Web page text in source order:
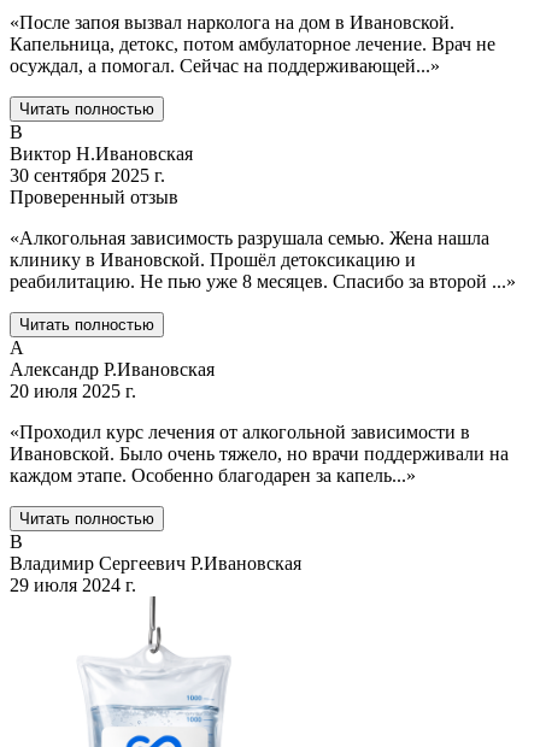
«После запоя вызвал нарколога на дом в Ивановской.
Капельница, детокс, потом амбулаторное лечение. Врач не
осуждал, а помогал. Сейчас на поддерживающей...»
Читать полностью
В
Виктор Н.Ивановская
30 сентября 2025 г.
Проверенный отзыв
«Алкогольная зависимость разрушала семью. Жена нашла
клинику в Ивановской. Прошёл детоксикацию и
реабилитацию. Не пью уже 8 месяцев. Спасибо за второй ...»
Читать полностью
А
Александр Р.Ивановская
20 июля 2025 г.
«Проходил курс лечения от алкогольной зависимости в
Ивановской. Было очень тяжело, но врачи поддерживали на
каждом этапе. Особенно благодарен за капель...»
Читать полностью
В
Владимир Сергеевич Р.Ивановская
29 июля 2024 г.